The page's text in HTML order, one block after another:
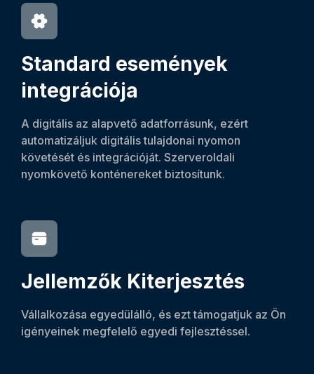
Standard események
integrációja
A digitális az alapvető adatforrásunk, ezért
automatizáljuk digitális tulajdonai nyomon
követését és integrációját. Szerveroldali
nyomkövető konténereket biztosítunk.
Jellemzők Kiterjesztés
Vállalkozása egyedülálló, és ezt támogatjuk az Ön
igényeinek megfelelő egyedi fejlesztéssel.